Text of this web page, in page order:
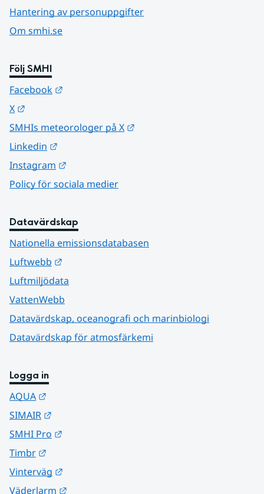
Hantering av personuppgifter
Om smhi.se
Följ SMHI
Facebook
X
SMHIs meteorologer på X
Linkedin
Instagram
Policy för sociala medier
Datavärdskap
Nationella emissionsdatabasen
Luftwebb
Luftmiljödata
VattenWebb
Datavärdskap, oceanografi och marinbiologi
Datavärdskap för atmosfärkemi
Logga in
AQUA
SIMAIR
SMHI Pro
Timbr
Vinterväg
Väderlarm